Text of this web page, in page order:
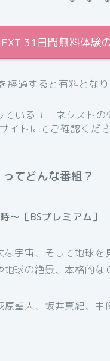
31日間無料体験
経過すると有料とな
ているユーネクスト
イトにてご確認くださ
てどんな番組？
［BSプレミアム］
宇宙、そして地球
球の絶景、本格的な
聖人、坂井真紀、